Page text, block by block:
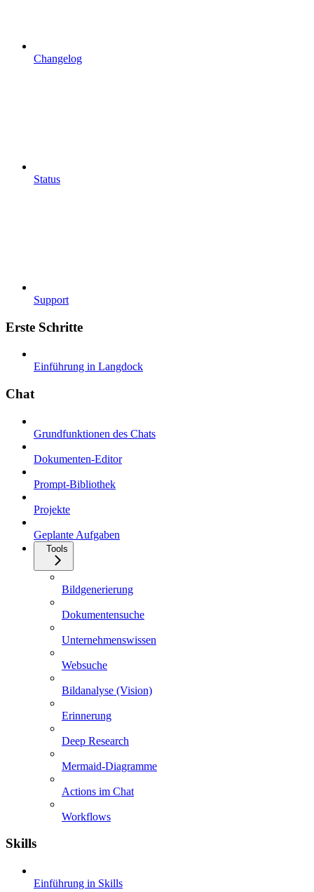
Changelog
Status
Support
Erste Schritte
Einführung in Langdock
Chat
Grundfunktionen des Chats
Dokumenten-Editor
Prompt-Bibliothek
Projekte
Geplante Aufgaben
Tools
Bildgenerierung
Dokumentensuche
Unternehmenswissen
Websuche
Bildanalyse (Vision)
Erinnerung
Deep Research
Mermaid-Diagramme
Actions im Chat
Workflows
Skills
Einführung in Skills